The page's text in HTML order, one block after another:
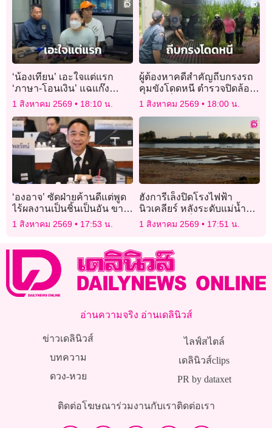
‘น้องเทียน’ เอะใจแต่แรก
‘ภาษา-โอนเงิน’ แฉแก๊ง
อวตารจ้างส่งพัสดุแบบ
1 สิงหาคม 2569 18:10 น.
ผู้ต้องหาคดีสำคัญถีบกรงรถ
คุมขังโดดหนี ตำรวจปิดล้อม
กว่า 3 ชั่วโมงก่อนรวบตัวได้
1 สิงหาคม 2569 18:00 น.
‘องอาจ’ ซัดฝ่ายค้านดีแต่พูด
ไร้ผลงานเป็นชิ้นเป็นอัน ขาย
แต่วาทกรรม
1 สิงหาคม 2569 17:53 น.
ฮังการีเล็งปิดโรงไฟฟ้า
นิวเคลียร์ หลังระดับแม่น้ำ
ดานูบลดลงต่ำสุดใน
1 สิงหาคม 2569 17:51 น.
อ่านความจริง อ่านเดลินิวส์
ข่าวเดลินิวส์
บทความ
ดวง-หวย
ไลฟ์สไตล์
เดลินิวส์clips
PR by dataxet
ติดต่อโฆษณาร่วมงานกับเราติดต่อเรา